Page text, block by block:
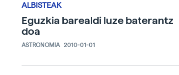
ALBISTEAK
Eguzkia barealdi luze baterantz
doa
ASTRONOMIA 2010-01-01